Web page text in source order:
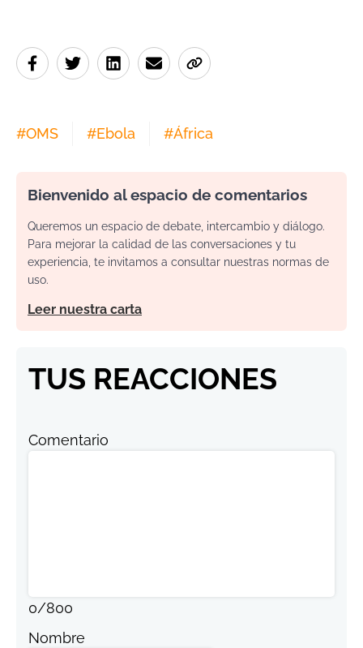
#OMS #Ebola #África
Bienvenido al espacio de comentarios
Queremos un espacio de debate, intercambio y diálogo.
Para mejorar la calidad de las conversaciones y tu
experiencia, te invitamos a consultar nuestras normas de
uso.
Leer nuestra carta
TUS REACCIONES
Comentario
0/800
Nombre